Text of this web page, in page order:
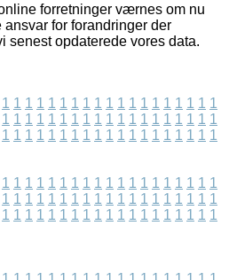
forretninger værnes om nu
for forandringer der
senest opdaterede vores data.
1 1 1 1 1 1 1 1 1 1 1 1 1 1 1 1 1 1 1
1 1 1 1 1 1 1 1 1 1 1 1 1 1 1 1 1 1 1
1 1 1 1 1 1 1 1 1 1 1 1 1 1 1 1 1 1 1
1 1 1 1 1 1 1 1 1 1 1 1 1 1 1 1 1 1 1
1 1 1 1 1 1 1 1 1 1 1 1 1 1 1 1 1 1 1
1 1 1 1 1 1 1 1 1 1 1 1 1 1 1 1 1 1 1